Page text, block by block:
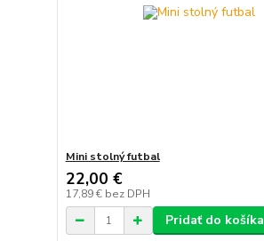
Mini stolný futbal
22,00 €
17,89 € bez DPH
Pridať do košíka